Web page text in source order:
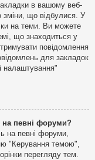
в вашому веб-
зміни, що відбулися. У
на теми. Ви можете
що знаходиться у
повідомлення
для закладок
налаштування"
на певні форуми?
на певні форуми,
"Керування темою",
перегляду тем.